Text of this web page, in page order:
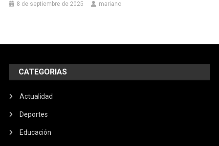
8 de septiembre de 2025 mariano
CATEGORIAS
Actualidad
Deportes
Educación